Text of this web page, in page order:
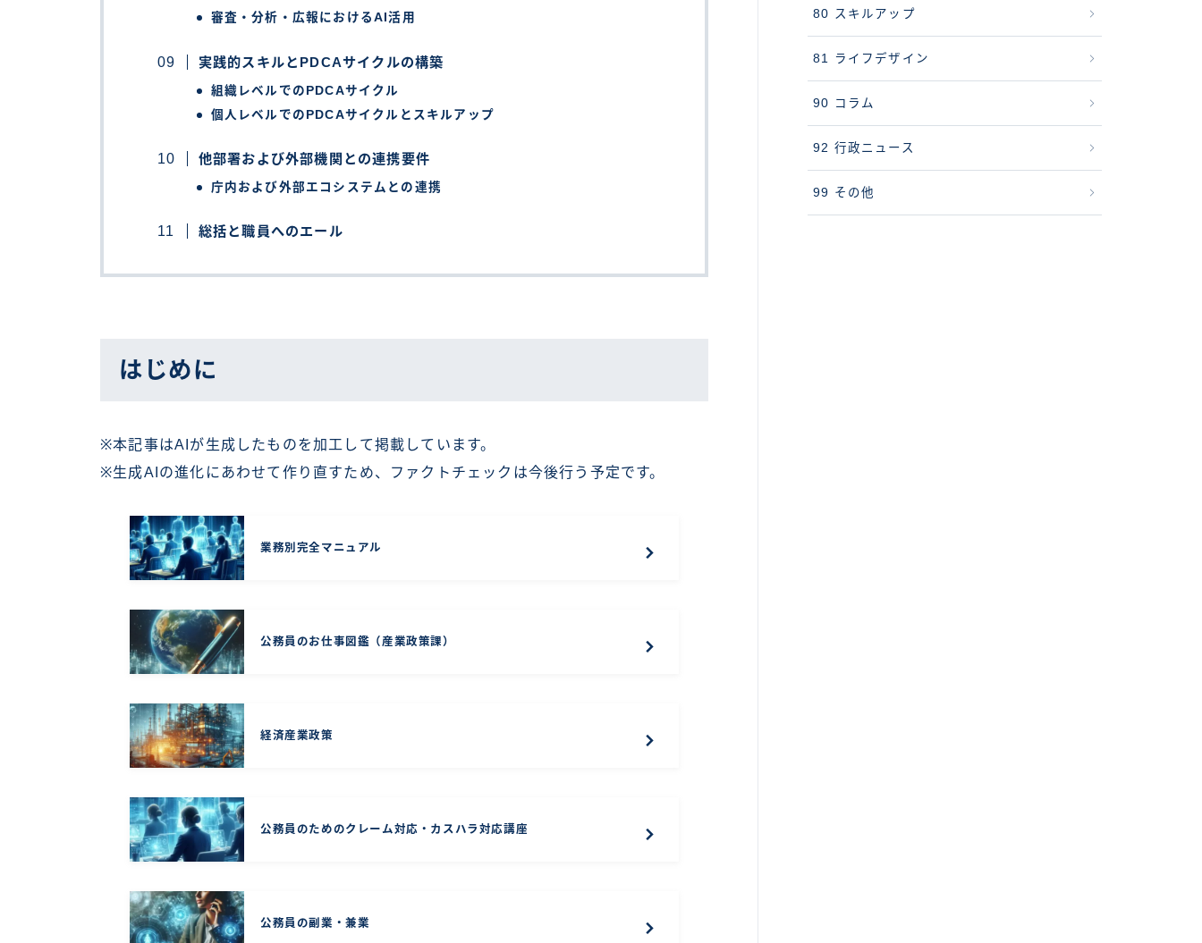
審査・分析・広報におけるAI活用
実践的スキルとPDCAサイクルの構築
組織レベルでのPDCAサイクル
個人レベルでのPDCAサイクルとスキルアップ
他部署および外部機関との連携要件
庁内および外部エコシステムとの連携
総括と職員へのエール
はじめに
※本記事はAIが生成したものを加工して掲載しています。
※生成AIの進化にあわせて作り直すため、ファクトチェックは今後行う予定です。
業務別完全マニュアル
公務員のお仕事図鑑（産業政策課）
経済産業政策
公務員のためのクレーム対応・カスハラ対応講座
公務員の副業・兼業
80 スキルアップ
81 ライフデザイン
90 コラム
92 行政ニュース
99 その他